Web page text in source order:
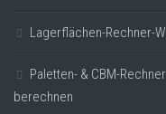
Lagerflächen-Rechner-
Paletten- & CBM-
berechnen